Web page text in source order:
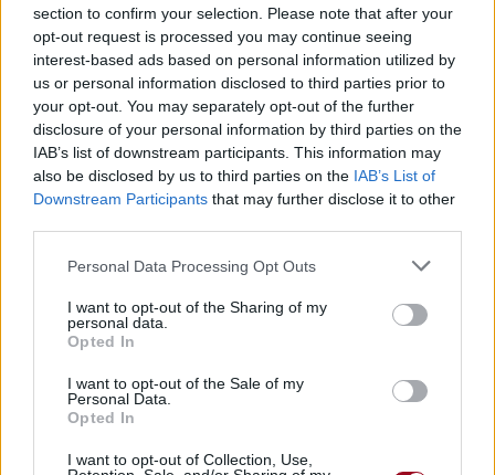
section to confirm your selection. Please note that after your
opt-out request is processed you may continue seeing
interest-based ads based on personal information utilized by
us or personal information disclosed to third parties prior to
your opt-out. You may separately opt-out of the further
disclosure of your personal information by third parties on the
IAB’s list of downstream participants. This information may
also be disclosed by us to third parties on the IAB’s List of
Downstream Participants that may further disclose it to other
Personal Data Processing Opt Outs
I want to opt-out of the Sharing of my
personal data.
Opted In
I want to opt-out of the Sale of my
Personal Data.
Opted In
I want to opt-out of Collection, Use,
Publié parVisa 247834 5 5 7 le 27 mai 2015 à
9h56.
Chanteurs :
Christina Aguilera
Paroles + Traduction
Vidéos